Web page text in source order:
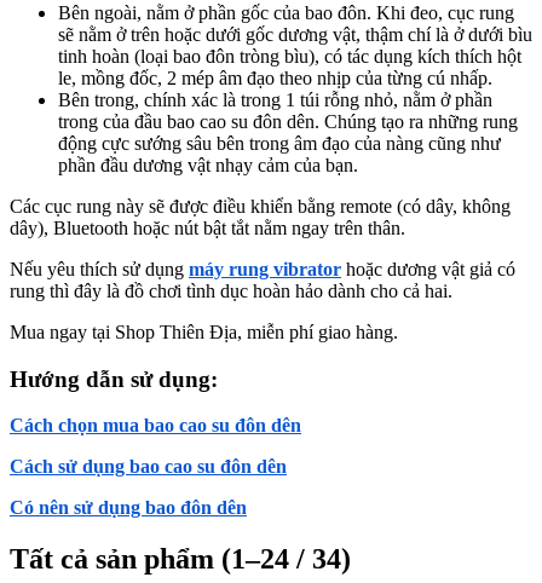
Bên ngoài, nằm ở phần gốc của bao đôn. Khi đeo, cục rung
sẽ nằm ở trên hoặc dưới gốc dương vật, thậm chí là ở dưới bìu
tinh hoàn (loại bao đôn tròng bìu), có tác dụng kích thích hột
le, mồng đốc, 2 mép âm đạo theo nhịp của từng cú nhấp.
Bên trong, chính xác là trong 1 túi rỗng nhỏ, nằm ở phần
trong của đầu bao cao su đôn dên. Chúng tạo ra những rung
động cực sướng sâu bên trong âm đạo của nàng cũng như
phần đầu dương vật nhạy cảm của bạn.
Các cục rung này sẽ được điều khiển bằng remote (có dây, không
dây), Bluetooth hoặc nút bật tắt nằm ngay trên thân.
Nếu yêu thích sử dụng máy rung vibrator hoặc dương vật giả có
rung thì đây là đồ chơi tình dục hoàn hảo dành cho cả hai.
Mua ngay tại Shop Thiên Địa, miễn phí giao hàng.
Hướng dẫn sử dụng:
Cách chọn mua bao cao su đôn dên
Cách sử dụng bao cao su đôn dên
Có nên sử dụng bao đôn dên
Tất cả sản phẩm (1–24 / 34)